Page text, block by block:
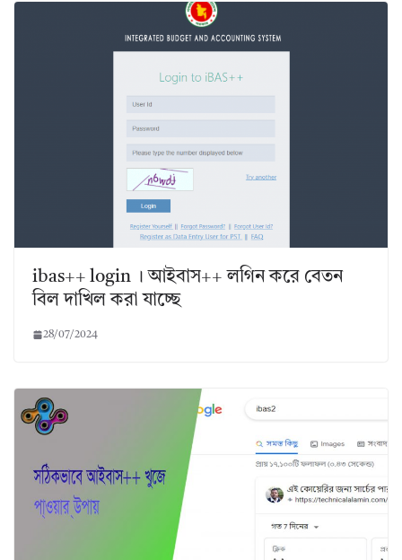
ibas++ login । আইবাস++ লগিন করে বেতন
বিল দাখিল করা যাচ্ছে
28/07/2024